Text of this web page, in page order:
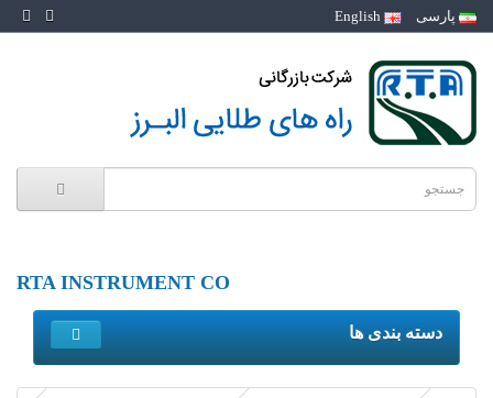
RTA INSTRUMENT CO